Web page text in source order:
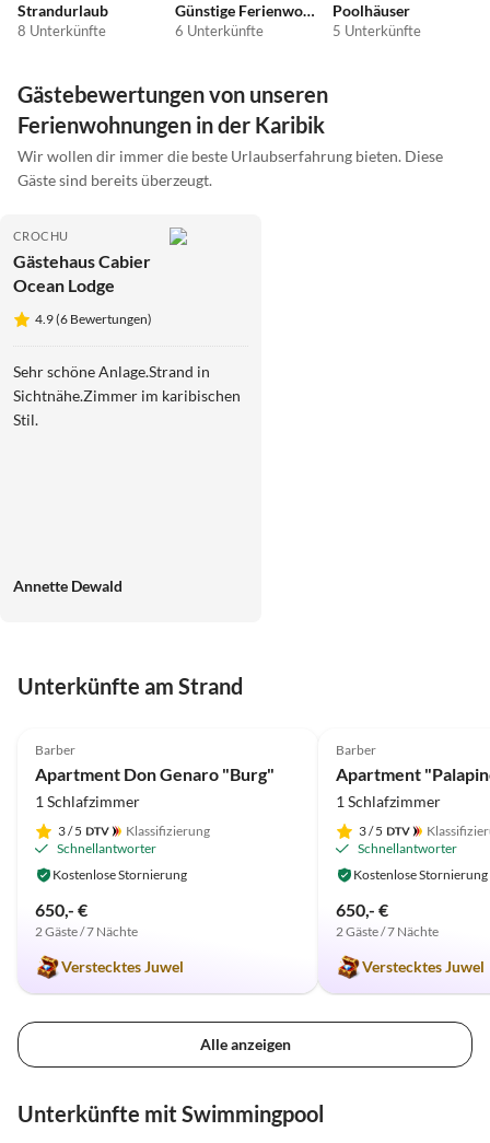
Strandurlaub
8 Unterkünfte
Günstige Ferienwohnungen
6 Unterkünfte
Poolhäuser
5 Unterkünfte
Gästebewertungen von unseren
Ferienwohnungen in der Karibik
Wir wollen dir immer die beste Urlaubserfahrung bieten. Diese
Gäste sind bereits überzeugt.
CROCHU
Gästehaus Cabier
Ocean Lodge
4.9 (6 Bewertungen)
Sehr schöne Anlage.Strand in
Sichtnähe.Zimmer im karibischen
Stil.
Annette Dewald
Unterkünfte am Strand
Barber
Apartment Don Genaro "Burg"
1 Schlafzimmer
3/ 5
Klassifizierung
Schnellantworter
Kostenlose Stornierung
650,- €
2 Gäste / 7 Nächte
Verstecktes Juwel
Barber
Apartment
1 Schlafzimmer
3/ 5
Schnellantworter
Kostenlose Stornierung
650,- €
2 Gäste / 7 Nächte
Verstecktes Juwel
Alle anzeigen
Unterkünfte mit Swimmingpool